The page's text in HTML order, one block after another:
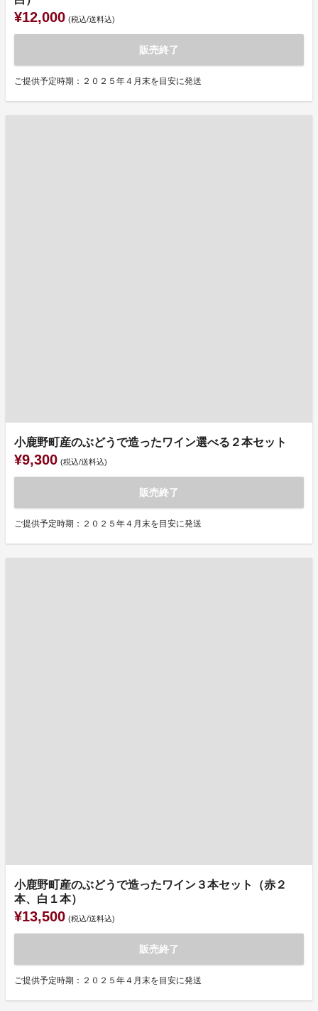
¥12,000 (税込/送料込)
販売終了
ご提供予定時期：２０２５年４月末を目安に発送
小鹿野町産のぶどうで造ったワイン選べる２本セット
¥9,300 (税込/送料込)
販売終了
ご提供予定時期：２０２５年４月末を目安に発送
小鹿野町産のぶどうで造ったワイン３本セット（赤２
本、白１本）
¥13,500 (税込/送料込)
販売終了
ご提供予定時期：２０２５年４月末を目安に発送